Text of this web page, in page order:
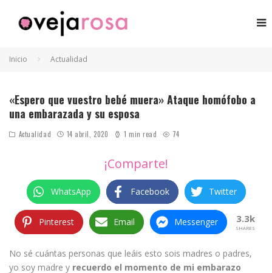
Inicio Actualidad
«Espero que vuestro bebé muera» Ataque homófobo a
una embarazada y su esposa
Actualidad 14 abril, 2020 1 min read 74
¡Comparte!
WhatsApp Facebook Twitter
Pinterest Email Messenger 3.3k
SHARES
No sé cuántas personas que leáis esto sois madres o padres,
yo soy madre y recuerdo el momento de mi embarazo